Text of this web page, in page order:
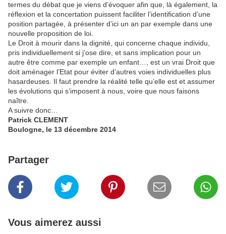
termes du débat que je viens d’évoquer afin que, là également, la
réflexion et la concertation puissent faciliter l’identification d’une
position partagée, à présenter d’ici un an par exemple dans une
nouvelle proposition de loi.
Le Droit à mourir dans la dignité, qui concerne chaque individu,
pris individuellement si j’ose dire, et sans implication pour un
autre être comme par exemple un enfant…, est un vrai Droit que
doit aménager l’Etat pour éviter d’autres voies individuelles plus
hasardeuses. Il faut prendre la réalité telle qu’elle est et assumer
les évolutions qui s’imposent à nous, voire que nous faisons
naître.
A suivre donc…
Patrick CLEMENT
Boulogne, le 13 décembre 2014
Partager
Vous aimerez aussi